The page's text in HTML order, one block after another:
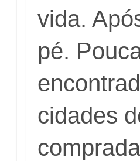
vida.
pé.
cidades